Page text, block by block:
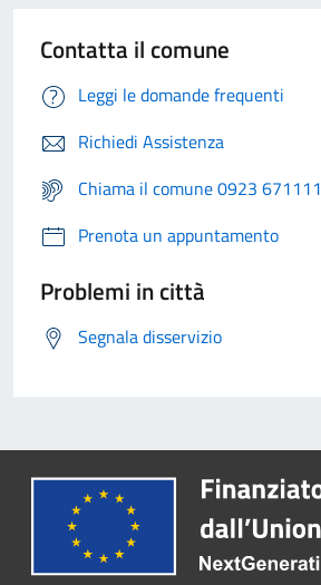
Contatta il comune
Leggi le domande frequenti
Richiedi Assistenza
Chiama il comune 0923 671111
Prenota un appuntamento
Problemi in città
Segnala disservizio